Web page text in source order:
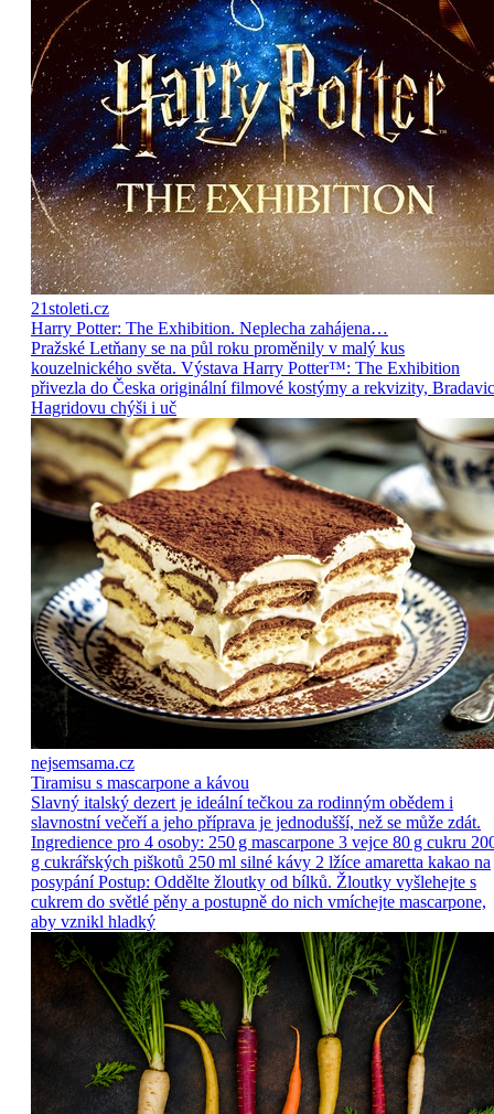
21stoleti.cz
Harry Potter: The Exhibition. Neplecha zahájena…
Pražské Letňany se na půl roku proměnily v malý kus
kouzelnického světa. Výstava Harry Potter™: The Exhibition
přivezla do Česka originální filmové kostýmy a rekvizity,
Hagridovu chýši i uč
nejsemsama.cz
Tiramisu s mascarpone a kávou
Slavný italský dezert je ideální tečkou za rodinným obědem i
slavnostní večeří a jeho příprava je jednodušší, než se může zdát.
Ingredience pro 4 osoby: 250 g mascarpone 3 vejce 80 g cukru
g cukrářských piškotů 250 ml silné kávy 2 lžíce amaretta kakao na
posypání Postup: Oddělte žloutky od bílků. Žloutky vyšlehejte s
cukrem do světlé pěny a postupně do nich vmíchejte mascarpone,
aby vznikl hladký